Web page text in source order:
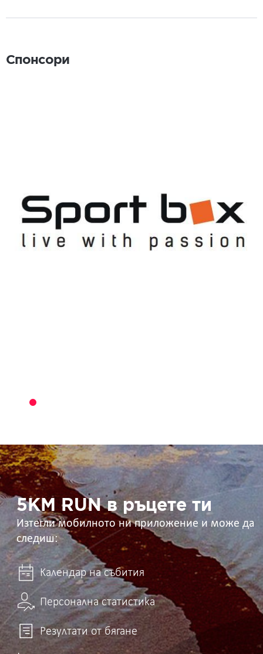
Спонсори
5KM
RUN
в
ръцете
ти 5KM RUN в ръцете ти
Изтегли мобилното ни приложение и може да
следиш:
Календар на събития
Персонална статистика
Резултати от бягане